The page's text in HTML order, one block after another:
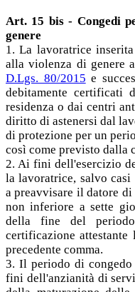
Art. 15 bis - Congedi
genere
1. La lavoratrice
alla violenza di genere
D.Lgs. 80/2015 e
debitamente certificati
residenza o dai centri
diritto di astenersi dal
di protezione per un
così come previsto dalla
2. Ai fini dell'esercizio
la lavoratrice, salvo
a preavvisare il datore
non inferiore a sette
della fine del
certificazione
precedente comma.
3. Il periodo di
fini dell'anzianità di